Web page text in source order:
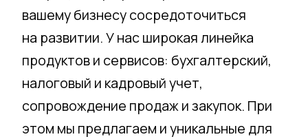
сотрудников
60
11
Эффективные и выстроенные процессы
+